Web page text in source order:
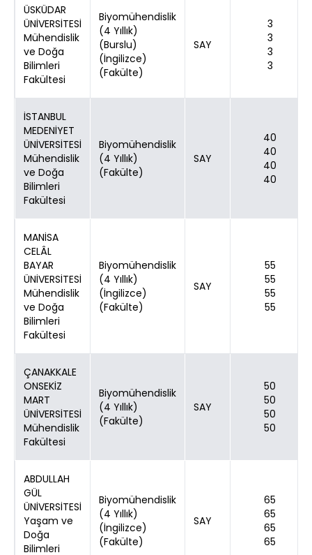
ÜSKÜDAR
ÜNİVERSİTESİ
Mühendislik
ve Doğa
Bilimleri
Fakültesi
Biyomühendislik
(4 Yıllık)
(Burslu)
(İngilizce)
(Fakülte)
SAY
3
3
3
3
İSTANBUL
MEDENİYET
ÜNİVERSİTESİ
Mühendislik
ve Doğa
Bilimleri
Fakültesi
Biyomühendislik
(4 Yıllık)
(Fakülte)
SAY
40
40
40
40
MANİSA
CELÂL
BAYAR
ÜNİVERSİTESİ
Mühendislik
ve Doğa
Bilimleri
Fakültesi
Biyomühendislik
(4 Yıllık)
(İngilizce)
(Fakülte)
SAY
55
55
55
55
ÇANAKKALE
ONSEKİZ
MART
ÜNİVERSİTESİ
Mühendislik
Fakültesi
Biyomühendislik
(4 Yıllık)
(Fakülte)
SAY
50
50
50
50
ABDULLAH
GÜL
ÜNİVERSİTESİ
Yaşam ve
Doğa
Bilimleri
Biyomühendislik
(4 Yıllık)
(İngilizce)
(Fakülte)
SAY
65
65
65
65